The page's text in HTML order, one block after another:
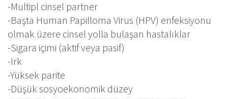
-Multipl cinsel partner
-Başta Human Papilloma Virus (HPV) enfeksiyonu
olmak üzere cinsel yolla bulaşan hastalıklar
-Sigara içimi (aktif veya pasif)
-Irk
-Yüksek parite
-Düşük sosyoekonomik düzey